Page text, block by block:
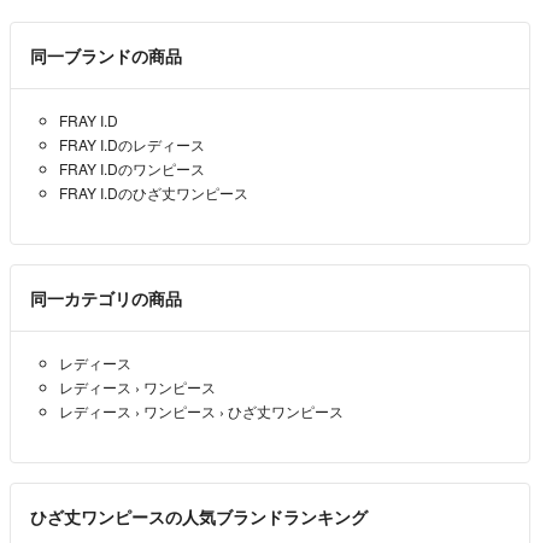
同一ブランドの商品
FRAY I.D
FRAY I.Dのレディース
FRAY I.Dのワンピース
FRAY I.Dのひざ丈ワンピース
同一カテゴリの商品
レディース
レディース › ワンピース
レディース › ワンピース › ひざ丈ワンピース
ひざ丈ワンピースの人気ブランドランキング